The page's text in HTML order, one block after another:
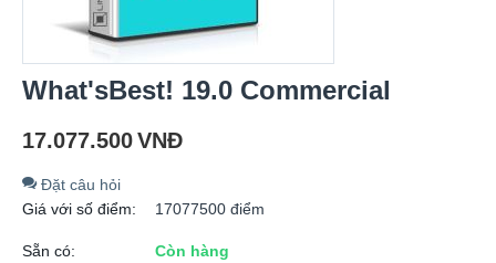
What'sBest! 19.0 Commercial
17.077.500VNĐ
Đặt câu hỏi
Giá với số điểm:
17077500 điểm
Sẵn có:
Còn hàng